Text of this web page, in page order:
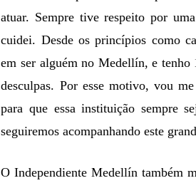
atuar. Sempre tive respeito por
cuidei. Desde os princípios como
em ser alguém no Medellín, e tenho
desculpas. Por esse motivo, vou
para que essa instituição sempre
seguiremos acompanhando este
O Independiente Medellín também